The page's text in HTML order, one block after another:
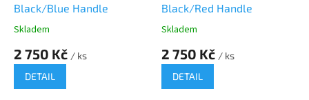
Black/Blue Handle
Skladem
2 750 Kč / ks
DETAIL
Black/Red Handle
Skladem
2 750 Kč / ks
DETAIL